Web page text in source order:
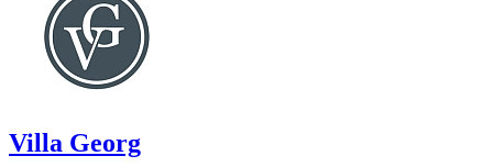
Villa Georg